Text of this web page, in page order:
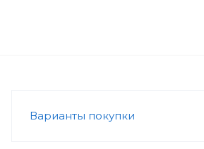
Варианты покупки